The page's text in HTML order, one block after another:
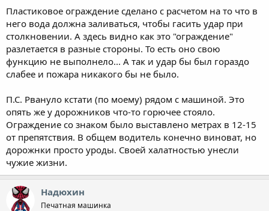
Пластиковое ограждение сделано с расчетом на то что в
него вода должна заливаться, чтобы гасить удар при
столкновении. А здесь видно как это "ограждение"
разлетается в разные стороны. То есть оно свою
функцию не выполнело... А так и удар бы был гораздо
слабее и пожара никакого бы не было.
П.С. Рвануло кстати (по моему) рядом с машиной. Это
опять же у дорожников что-то горючее стояло.
Ограждение со знаком было выставлено метрах в 12-15
от препятствия. В общем водитель конечно виноват, но
дорожнки просто уроды. Своей халатностью унесли
чужие жизни.
Надюхин
Печатная машинка